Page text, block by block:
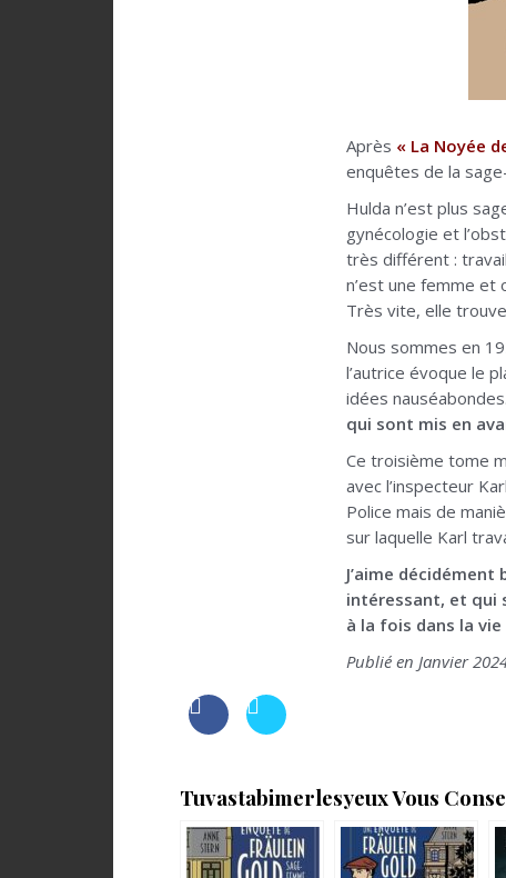
Après « La Noyée
enquêtes de la
Hulda n’est plus
gynécologie et
très différent :
n’est une femme et
Très vite, elle
Nous sommes en
l’autrice évoque le
idées nauséabondes.
qui sont mis en
Ce troisième tome
avec l’inspecteur
Police mais de
sur laquelle Karl
J’aime
intéressant, et qui
à la fois dans la
Publié en Janvier
Tuvastabimerlesyeux Vous